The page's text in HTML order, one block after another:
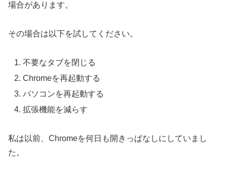
場合があります。
その場合は以下を試してください。
不要なタブを閉じる
Chromeを再起動する
パソコンを再起動する
拡張機能を減らす
私は以前、Chromeを何日も開きっぱなしにしていまし
た。